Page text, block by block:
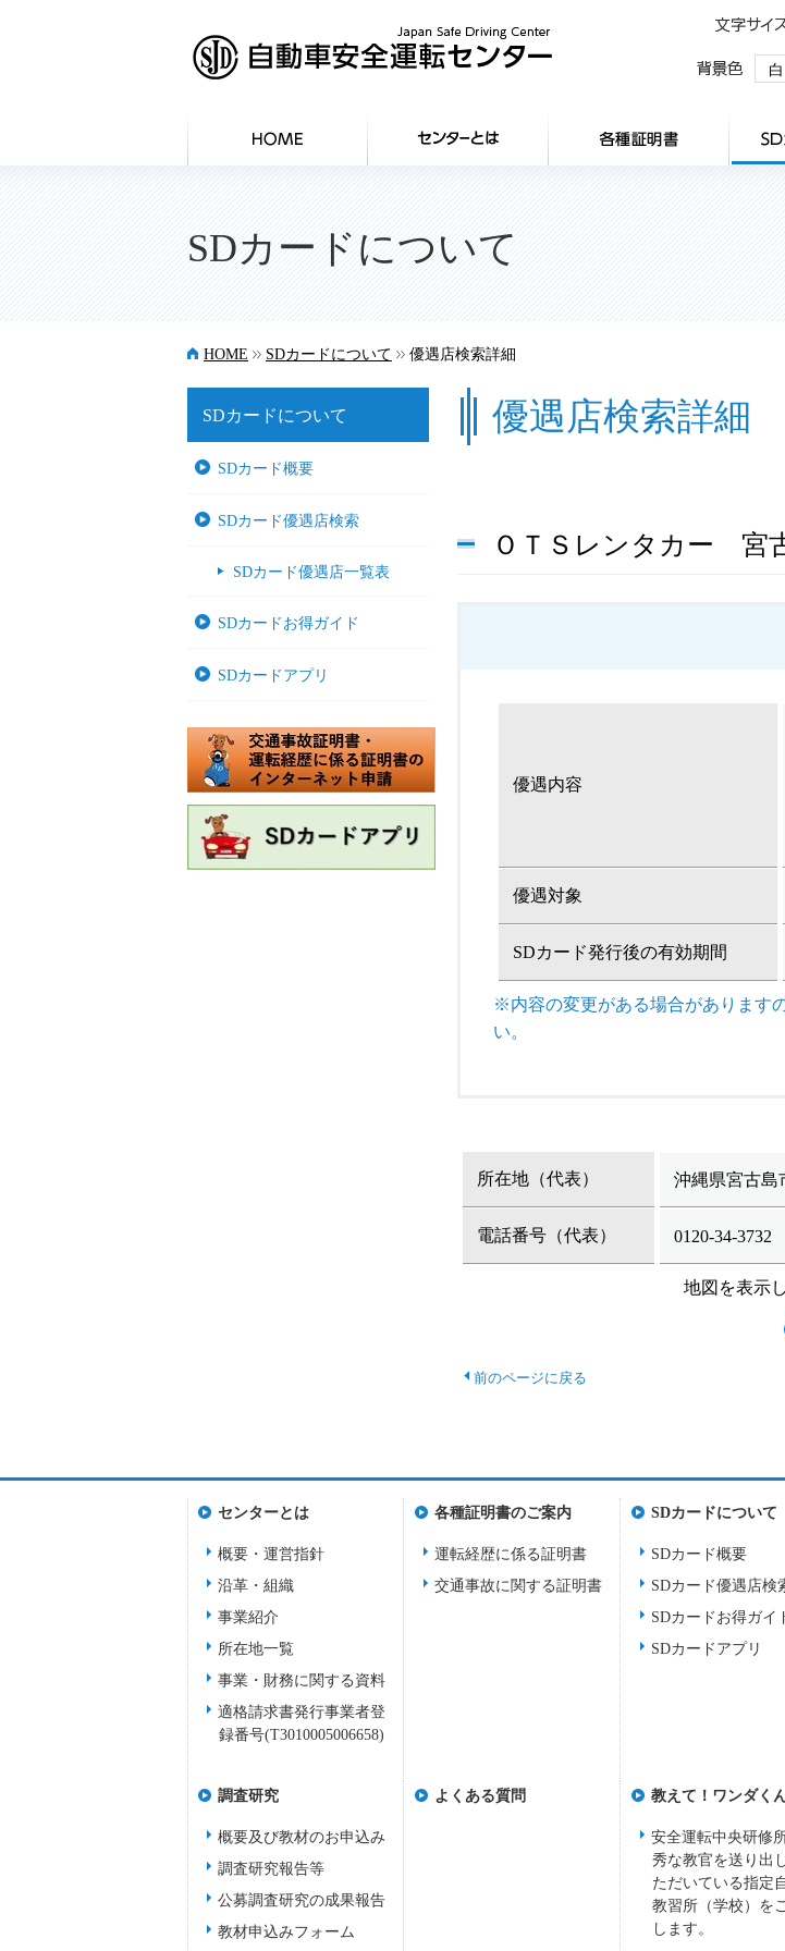
白
SDカードについて
HOME >> SDカードについて >> 優遇店検索詳細
優遇店検索詳細
ＯＴＳレンタカー 宮
優遇内容
優遇対象
SDカード発行後の有効期間
※内容の変更がある場合があります
い。
所在地（代表） 沖縄県宮古島
電話番号（代表） 0120-34-3732
地図を表示
SDカードについて
SDカード概要
SDカード優遇店検索
SDカード優遇店一覧表
SDカードお得ガイド
SDカードアプリ
センターとは
概要・運営指針
沿革・組織
事業紹介
所在地一覧
事業・財務に関する資料
適格請求書発行事業者登
録番号(T3010005006658)
各種証明書のご案内
運転経歴に係る証明書
交通事故に関する証明書
SDカードについて
SDカード概要
SDカード優遇店検
SDカードお得ガイ
SDカードアプリ
調査研究
概要及び教材のお申込み
調査研究報告等
公募調査研究の成果報告
教材申込みフォーム
よくある質問 教えて！ワンダく
安全運転中央研修
秀な教官を送り出
ただいている指定
教習所（学校）を
します。